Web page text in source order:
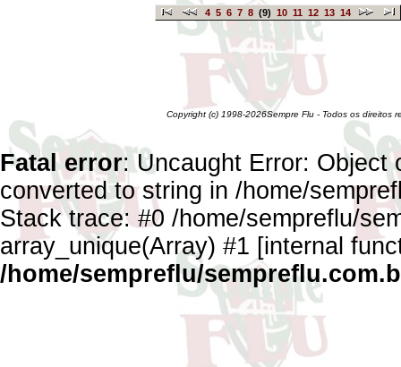
4 5 6 7 8 (9) 10 11 12 13 14
Copyright (c) 1998-2026Sempre Flu - Todos os direitos
Fatal error: Uncaught Error: Object
converted to string in /home/
Stack trace: #0 /home/sempreflu/
array_unique(Array) #1 [internal
/home/sempreflu/